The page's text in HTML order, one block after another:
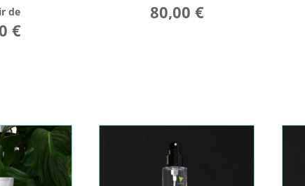
de
€
80,00 €